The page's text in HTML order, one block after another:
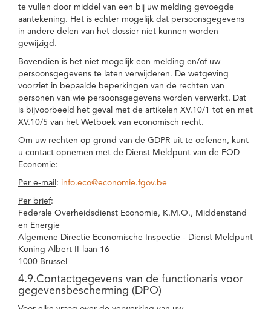
te vullen door middel van een bij uw melding gevoegde
aantekening. Het is echter mogelijk dat persoonsgegevens
in andere delen van het dossier niet kunnen worden
gewijzigd.
Bovendien is het niet mogelijk een melding en/of uw
persoonsgegevens te laten verwijderen. De wetgeving
voorziet in bepaalde beperkingen van de rechten van
personen van wie persoonsgegevens worden verwerkt. Dat
is bijvoorbeeld het geval met de artikelen XV.10/1 tot en met
XV.10/5 van het Wetboek van economisch recht.
Om uw rechten op grond van de GDPR uit te oefenen, kunt
u contact opnemen met de Dienst Meldpunt van de FOD
Economie:
Per e-mail : info.eco@economie.fgov.be
Per brief:
Federale Overheidsdienst Economie, K.M.O., Middenstand
en Energie
Algemene Directie Economische Inspectie - Dienst Meldpunt
Koning Albert II-laan 16
1000 Brussel
4.9.Contactgegevens van de functionaris voor
gegevensbescherming (DPO)